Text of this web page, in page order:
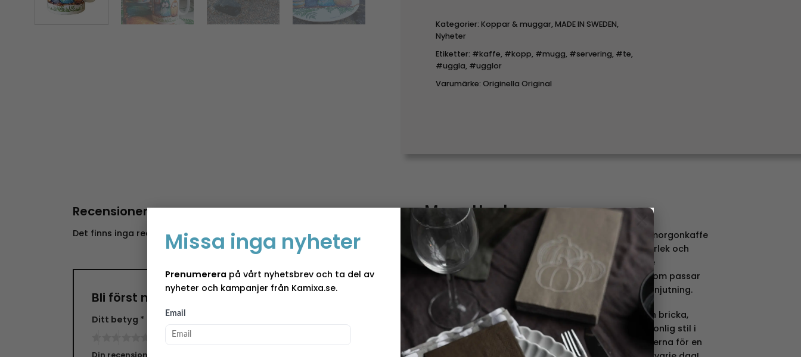
Missa inga nyheter
Prenumerera på vårt nyhetsbrev och ta del av
nyheter och kampanjer från Kamixa.se.
Email
×
Kategorier: Koppar & muggar,MADE IN SWEDEN,
Nyheter
Etiketter: #kaffe, #kopp, #mugg, #servering, #te,
#uggla, #ugglor
Varumärke: Originella Original
Recensioner
Det finns inga recensioner än.
Bli först med att recensera ”Mugg Ugglor”
Ditt betyg *
Mugg Ugglor
Denna mugg rymmer 300 ml och är perfekt för din morgonkaffe
eller en lugn stund med te! Med sin lagom stora storlek och
bekväma design blir den snabbt en favorit för både
vardagsbruk och fikastunder. En mångsidig mugg som passar
perfekt i handen och gör varje klunk till en stund av njutning.
Detta charmiga motiv finns även som disktrasa och bricka,
vilket gör det enkelt att skapa en enhetlig och personlig stil i
ditt kök. Kombinera muggen med de andra produkterna för en